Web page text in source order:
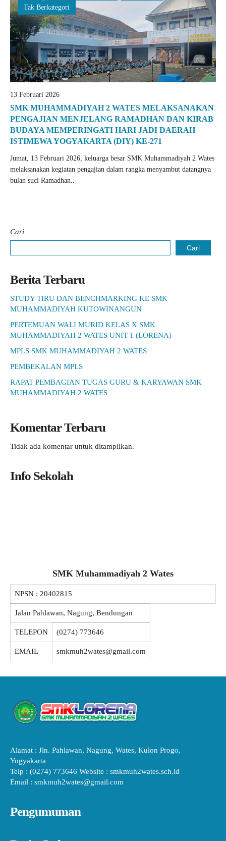
Tak Berkategori
13 Februari 2026
SMK MUHAMMADIYAH 2 WATES MELAKSANAKAN
PENGAJIAN MENJELANG RAMADHAN DAN KIRAB
BUDAYA MEMPERINGATI HARI JADI DAERAH
ISTIMEWA YOGYAKARTA (DIY) KE-271
Jumat, 13 Februari 2026, keluarga besar SMK Muhammadiyah 2 Wates
melaksanakan kegiatan pengajian dalam rangka menyambut datangnya
bulan suci Ramadhan..
Cari
Cari
Berita Terbaru
STUDY TIRU DAN BENCHMARKING KE SMK
MUHAMMADIYAH KUTOWINANGUN
PERTEMUAN WALI MURID KELAS X SMK
MUHAMMADIYAH 2 WATES UNIT 1 (LORENA)
MPLS SMK MUHAMMADIYAH 2 WATES
PEMBEKALAN MPLS
RAPAT PEMBAGIAN TUGAS GURU & KARYAWAN SMK
MUHAMMADIYAH 2 WATES
Komentar Terbaru
Tidak ada komentar untuk ditampilkan.
Info Sekolah
SMK Muhammadiyah 2 Wates
NPSN : 20402815
Jalan Pahlawan, Nagung, Bendungan
TELEPON (0274) 773646
EMAIL smkmuh2wates@gmail.com
Alamat : Jln. Pahlawan, Nagung, Wates, Kulon Progo,
Yogyakarta
Telp : (0274) 773646 Website : smkmuh2wates.sch.id
Email : smkmuh2wates@gmail.com
Pengumuman